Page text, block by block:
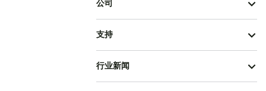
公司
支持
行业新闻